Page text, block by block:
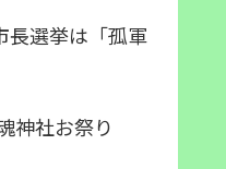
長選挙は「孤軍
神社お祭り